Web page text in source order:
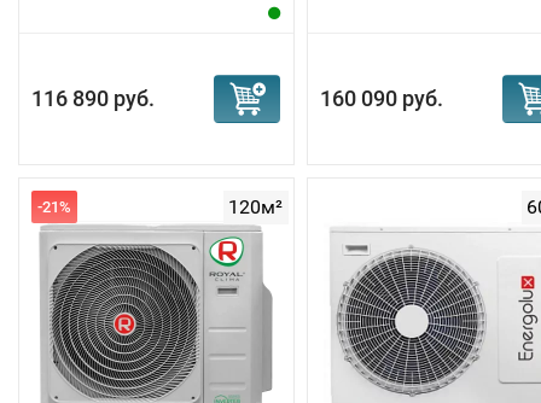
116 890 руб. 160 090 руб.
120м²
-21%